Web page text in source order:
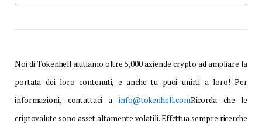
Noi di Tokenhell aiutiamo oltre 5,000 aziende crypto ad ampliare la
portata dei loro contenuti, e anche tu puoi unirti a loro! Per
informazioni, contattaci ainfo@tokenhell.comRicorda che le
criptovalute sono asset altamente volatili. Effettua sempre ricerche